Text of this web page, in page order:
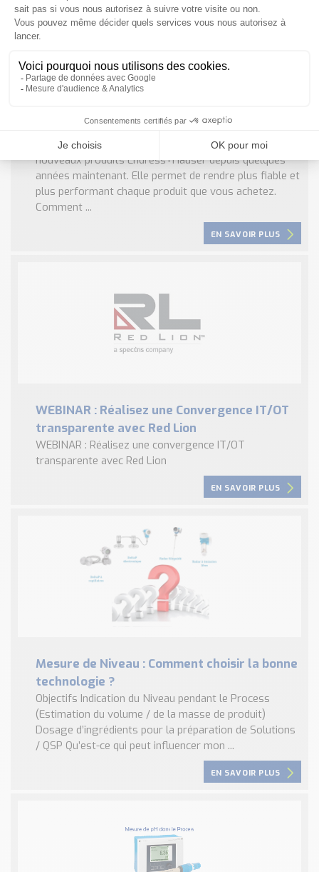
proposé par Endress+Hauser ?
La technologie hearbeat est utilisé dans tous les
nouveaux produits Endress+Hauser depuis quelques
années maintenant. Elle permet de rendre plus fiable et
plus performant chaque produit que vous achetez.
Comment ...
EN SAVOIR PLUS
WEBINAR : Réalisez une Convergence IT/OT
transparente avec Red Lion
WEBINAR : Réalisez une convergence IT/OT
transparente avec Red Lion
EN SAVOIR PLUS
Mesure de Niveau : Comment choisir la bonne
technologie ?
Objectifs Indication du Niveau pendant le Process
(Estimation du volume / de la masse de produit)
Dosage d’ingrédients pour la préparation de Solutions
/ QSP Qu’est-ce qui peut influencer mon ...
EN SAVOIR PLUS